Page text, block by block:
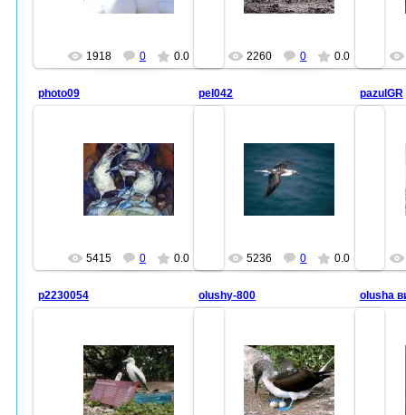
1918 0 0.0 2260 0 0.0
photo09
29.07.2010
farid47
5415 0 0.0
pel042
29.07.2010
farid47
5236 0 0.0
pazulGR
p2230054
29.07.2010
farid47
olushy-800
29.07.2010
farid47
olusha